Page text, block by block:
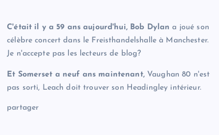
C'était il y a 59 ans aujourd'hui, Bob Dylan a joué son
célèbre concert dans le Freisthandelshalle à Manchester.
Je n'accepte pas les lecteurs de blog?
Et Somerset a neuf ans maintenant, Vaughan 80 n'est
pas sorti, Leach doit trouver son Headingley intérieur.
partager